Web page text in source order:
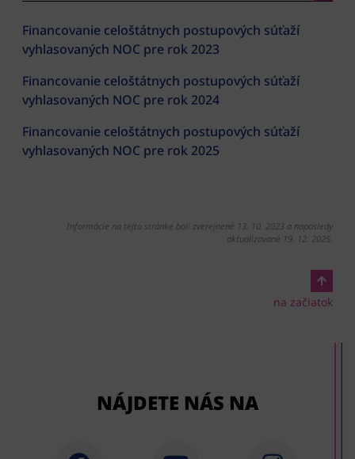
Financovanie celoštátnych postupových súťaží
vyhlasovaných NOC pre rok 2023
Financovanie celoštátnych postupových súťaží
vyhlasovaných NOC pre rok 2024
Financovanie celoštátnych postupových súťaží
vyhlasovaných NOC pre rok 2025
Informácie na tejto stránke boli zverejnené 13. 10. 2023 a naposledy
aktualizované 19. 12. 2025.
na začiatok
NÁJDETE NÁS NA